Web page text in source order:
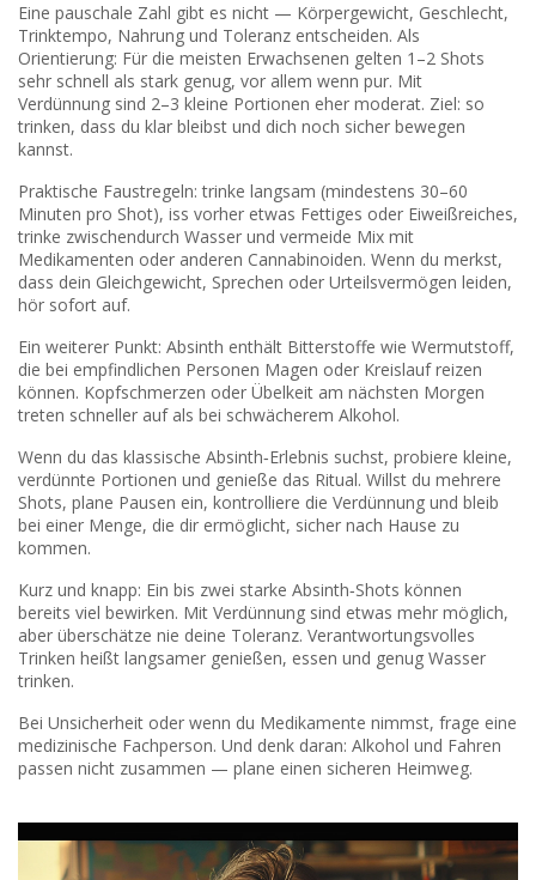
Eine pauschale Zahl gibt es nicht — Körpergewicht, Geschlecht,
Trinktempo, Nahrung und Toleranz entscheiden. Als
Orientierung: Für die meisten Erwachsenen gelten 1–2 Shots
sehr schnell als stark genug, vor allem wenn pur. Mit
Verdünnung sind 2–3 kleine Portionen eher moderat. Ziel: so
trinken, dass du klar bleibst und dich noch sicher bewegen
kannst.
Praktische Faustregeln: trinke langsam (mindestens 30–60
Minuten pro Shot), iss vorher etwas Fettiges oder Eiweißreiches,
trinke zwischendurch Wasser und vermeide Mix mit
Medikamenten oder anderen Cannabinoiden. Wenn du merkst,
dass dein Gleichgewicht, Sprechen oder Urteilsvermögen leiden,
hör sofort auf.
Ein weiterer Punkt: Absinth enthält Bitterstoffe wie Wermutstoff,
die bei empfindlichen Personen Magen oder Kreislauf reizen
können. Kopfschmerzen oder Übelkeit am nächsten Morgen
treten schneller auf als bei schwächerem Alkohol.
Wenn du das klassische Absinth‑Erlebnis suchst, probiere kleine,
verdünnte Portionen und genieße das Ritual. Willst du mehrere
Shots, plane Pausen ein, kontrolliere die Verdünnung und bleib
bei einer Menge, die dir ermöglicht, sicher nach Hause zu
kommen.
Kurz und knapp: Ein bis zwei starke Absinth‑Shots können
bereits viel bewirken. Mit Verdünnung sind etwas mehr möglich,
aber überschätze nie deine Toleranz. Verantwortungsvolles
Trinken heißt langsamer genießen, essen und genug Wasser
trinken.
Bei Unsicherheit oder wenn du Medikamente nimmst, frage eine
medizinische Fachperson. Und denk daran: Alkohol und Fahren
passen nicht zusammen — plane einen sicheren Heimweg.